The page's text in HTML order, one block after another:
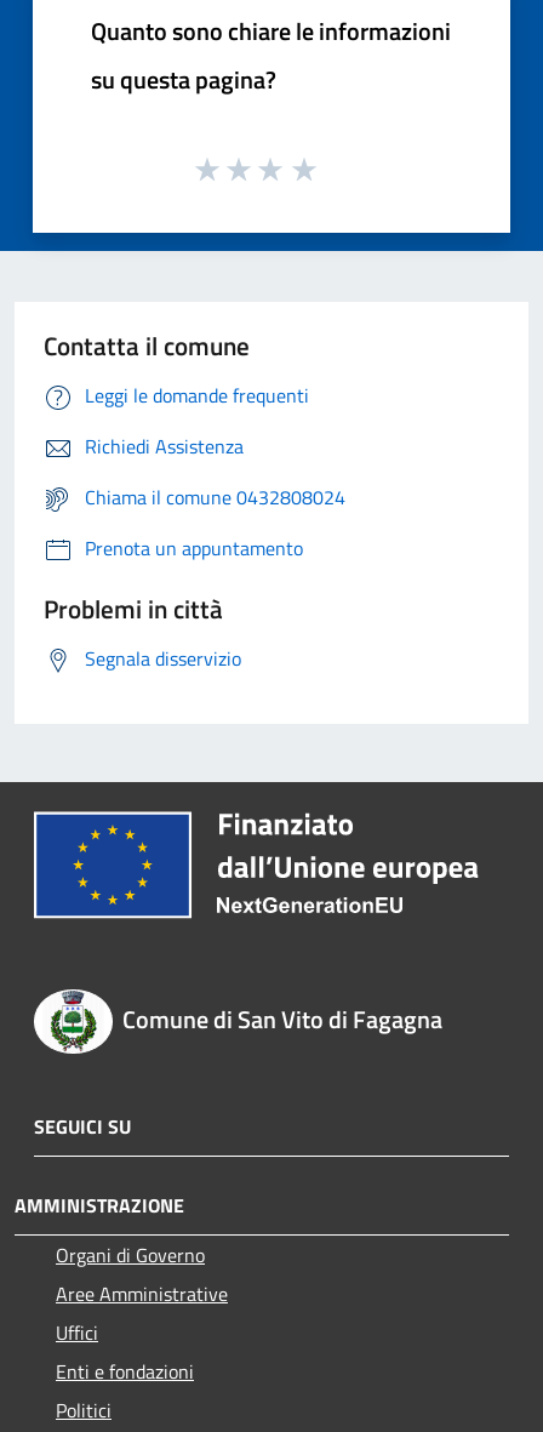
Quanto sono chiare le informazioni
su questa pagina?
Contatta il comune
Leggi le domande frequenti
Richiedi Assistenza
Chiama il comune 0432808024
Prenota un appuntamento
Problemi in città
Segnala disservizio
Comune di San Vito di Fagagna
SEGUICI SU
AMMINISTRAZIONE
Organi di Governo
Aree Amministrative
Uffici
Enti e fondazioni
Politici